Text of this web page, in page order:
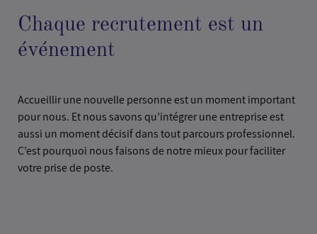
Chaque recrutement est un
événement
Accueillir une nouvelle personne est un moment important
pour nous. Et nous savons qu’intégrer une entreprise est
aussi un moment décisif dans tout parcours professionnel.
C’est pourquoi nous faisons de notre mieux pour faciliter
votre prise de poste.